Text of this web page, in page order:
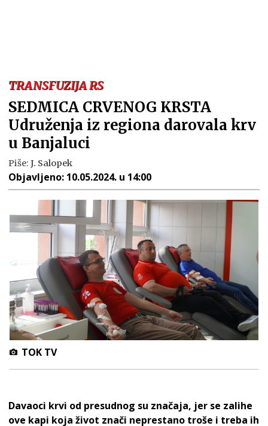
TRANSFUZIJA RS
SEDMICA CRVENOG KRSTA
Udruženja iz regiona darovala krv
u Banjaluci
Piše: J. Salopek
Objavljeno: 10.05.2024. u 14:00
TOK TV
Davaoci krvi od presudnog su značaja, jer se zalihe
ove kapi koja život znači neprestano troše i treba ih